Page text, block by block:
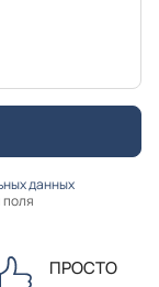
данных
поля
ПРОСТО